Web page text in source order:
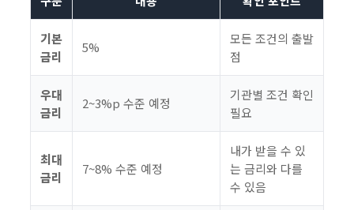
기본
금리
5%
모든 조건의 출발
점
우대
금리
2~3%p 수준 예정
기관별 조건 확인
필요
최대
금리
7~8% 수준 예정
내가 받을 수 있
는 금리와 다를
수 있음